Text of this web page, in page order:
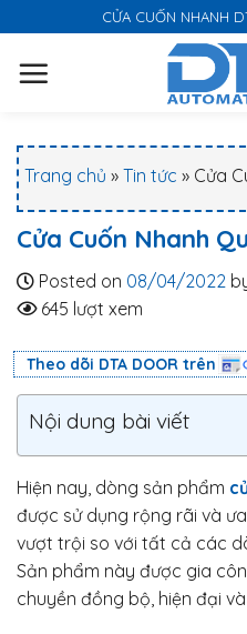
k
CỬA CUỐN NHANH
Trang chủ » Tin tức » Cửa
Cửa Cuốn Nhanh
Posted on 08/04/2022
645 lượt xem
Theo dõi DTA DOOR trên
Nội dung bài viết
Hiện nay, dòng sản phẩm
được sử dụng rộng rãi và
vượt trội so với tất cả các
Sản phẩm này được gia
chuyền đồng bộ, hiện đại